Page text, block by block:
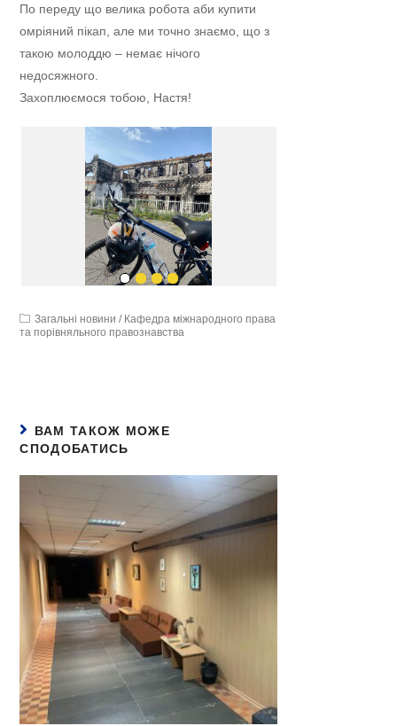
По переду що велика робота аби купити
омріяний пікап, але ми точно знаємо, що з
такою молоддю – немає нічого
недосяжного.
Захоплюємося тобою, Настя!
Загальні новини / Кафедра міжнародного права
та порівняльного правознавства
ВАМ ТАКОЖ МОЖЕ
СПОДОБАТИСЬ